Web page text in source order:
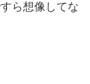
ら想像してな